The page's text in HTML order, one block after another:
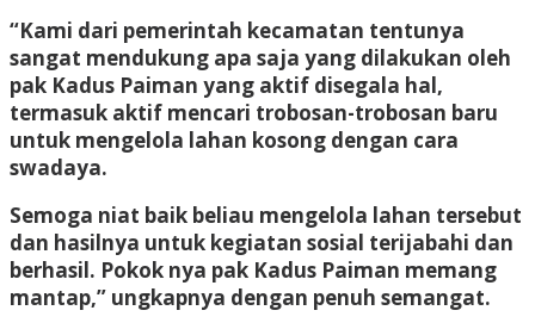
“Kami dari pemerintah kecamatan tentunya
sangat mendukung apa saja yang dilakukan oleh
pak Kadus Paiman yang aktif disegala hal,
termasuk aktif mencari trobosan-trobosan baru
untuk mengelola lahan kosong dengan cara
swadaya.
Semoga niat baik beliau mengelola lahan tersebut
dan hasilnya untuk kegiatan sosial terijabahi dan
berhasil. Pokok nya pak Kadus Paiman memang
mantap,” ungkapnya dengan penuh semangat.